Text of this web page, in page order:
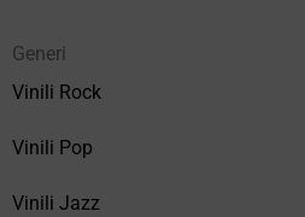
Generi
Vinili Rock
Vinili Pop
Vinili Jazz